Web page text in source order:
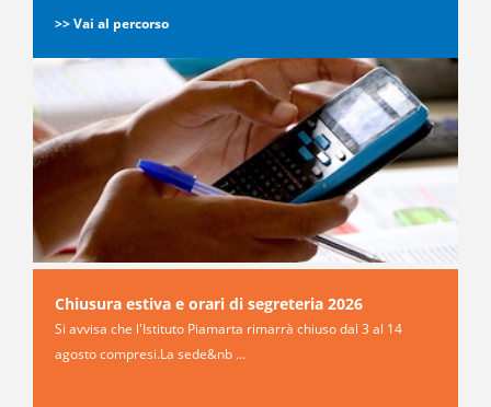
>> Vai al percorso
Chiusura estiva e orari di segreteria 2026
Si avvisa che l'Istituto Piamarta rimarrà chiuso dal 3 al 14
agosto compresi.La sede&nb ...